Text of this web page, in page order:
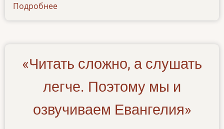
Подробнее
na-
yazyke
«Читать сложно, а слушать
легче. Поэтому мы и
озвучиваем Евангелия»